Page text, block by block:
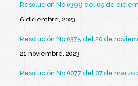
Resolución No.0399 del 05 de
6 diciembre, 2023
Resolución No.0375 del 20 de
21 noviembre, 2023
Resolución No.0077 del 07 de marzo